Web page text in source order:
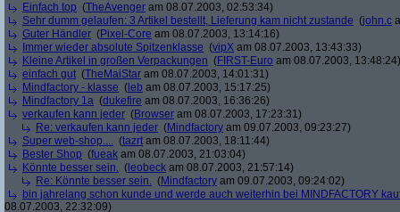
Einfach top (TheAvenger am 08.07.2003, 02:53:34)
Sehr dumm gelaufen: 3 Artikel bestellt, Lieferung kam nicht zustande (john.c
Guter Händler (Pixel-Core am 08.07.2003, 13:14:16)
Immer wieder absolute Spitzenklasse (vipX am 08.07.2003, 13:43:33)
Kleine Artikel in großen Verpackungen (FIRST-Euro am 08.07.2003, 13:48:24)
einfach gut (TheMaiStar am 08.07.2003, 14:01:31)
Mindfactory - klasse ( leb am 08.07.2003, 15:17:25)
Mindfactory 1a (dukefire am 08.07.2003, 16:36:26)
verkaufen kann jeder (Browser am 08.07.2003, 17:23:31)
Re: verkaufen kann jeder (Mindfactory am 09.07.2003, 09:23:27)
Super web-shop.... (tazrt am 08.07.2003, 18:11:44)
Bester Shop (fueak am 08.07.2003, 21:03:04)
Könnte besser sein. ( leobeck am 08.07.2003, 21:57:14)
Re: Könnte besser sein. (Mindfactory am 09.07.2003, 09:24:02)
bin jahrelang schon kunde und werde auch weiterhin bei MINDFACTORY
08.07.2003, 22:32:09)